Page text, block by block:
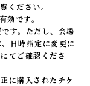
ください。
効です。
す。ただし、会場
日時指定に変更に
てご確認くださ
に購入されたチケ